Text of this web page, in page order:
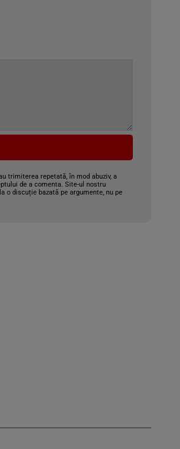
trimiterea repetată, în mod abuziv, a
de a comenta. Site-ul nostru
o discuție bazată pe argumente, nu pe